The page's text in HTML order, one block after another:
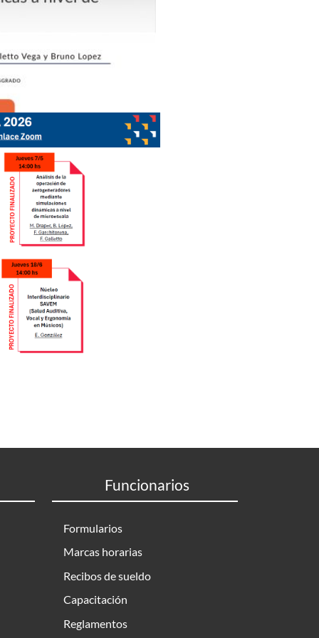
Funcionarios
Formularios
Marcas horarias
Recibos de sueldo
Capacitación
Reglamentos